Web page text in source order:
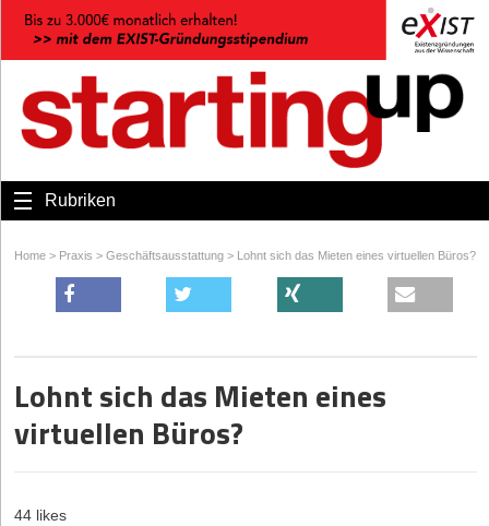
Rubriken
Home > Praxis > Geschäftsausstattung > Lohnt sich das Mieten eines virtuellen Büros?
Lohnt sich das Mieten eines
virtuellen Büros?
44 likes